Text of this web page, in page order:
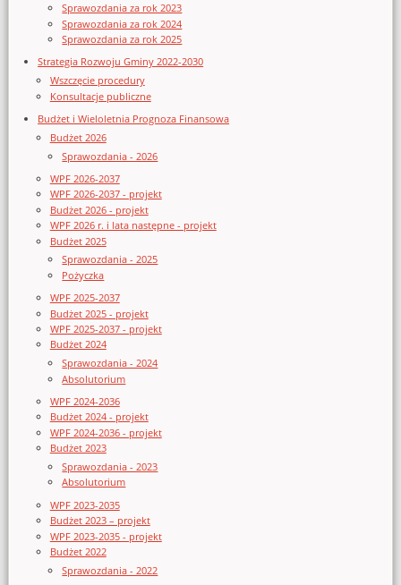
Sprawozdania za rok 2023
Sprawozdania za rok 2024
Sprawozdania za rok 2025
Strategia Rozwoju Gminy 2022-2030
Wszczęcie procedury
Konsultacje publiczne
Budżet i Wieloletnia Prognoza Finansowa
Budżet 2026
Sprawozdania - 2026
WPF 2026-2037
WPF 2026-2037 - projekt
Budżet 2026 - projekt
WPF 2026 r. i lata następne - projekt
Budżet 2025
Sprawozdania - 2025
Pożyczka
WPF 2025-2037
Budżet 2025 - projekt
WPF 2025-2037 - projekt
Budżet 2024
Sprawozdania - 2024
Absolutorium
WPF 2024-2036
Budżet 2024 - projekt
WPF 2024-2036 - projekt
Budżet 2023
Sprawozdania - 2023
Absolutorium
WPF 2023-2035
Budżet 2023 – projekt
WPF 2023-2035 - projekt
Budżet 2022
Sprawozdania - 2022